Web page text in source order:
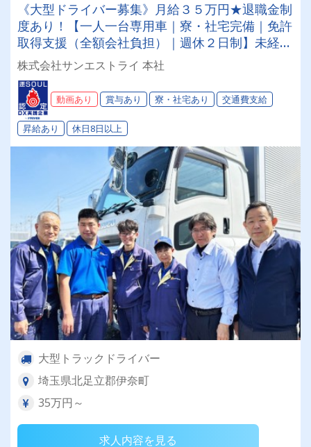
《大型ドライバー募集》月給３５万円★退職金制
度あり！【一人一台専用車｜寮・社宅完備｜免許
取得支援（全額会社負担）｜週休２日制】未経験
OK！社員思いの社長のもとでドライバー人生を
スタートさせませんか。
株式会社サンエストライ 本社
動画あり 賞与あり 寮・社宅あり 交通費支給
昇給あり 休日8日以上
大型トラックドライバー
埼玉県北足立郡伊奈町
35万円～
求人内容を見る